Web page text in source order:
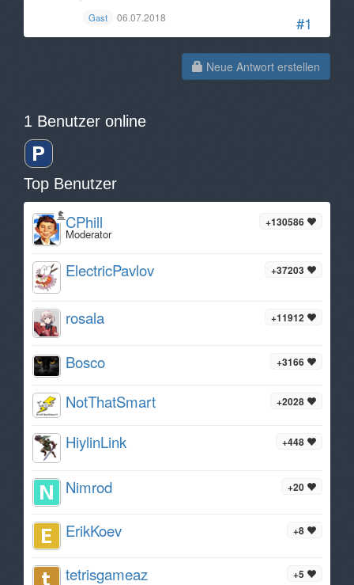
#1
Gast 06.07.2018
Neue Antwort erstellen
1 Benutzer online
Top Benutzer
+130586
CPhill
Moderator
+37203
ElectricPavlov
+11912
rosala
+3166
Bosco
+2028
NotThatSmart
+448
HiylinLink
+20
Nimrod
+8
ErikKoev
+5
tetrisgameaz